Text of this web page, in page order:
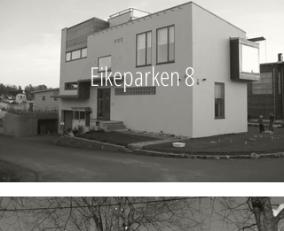
Eikeparken 8